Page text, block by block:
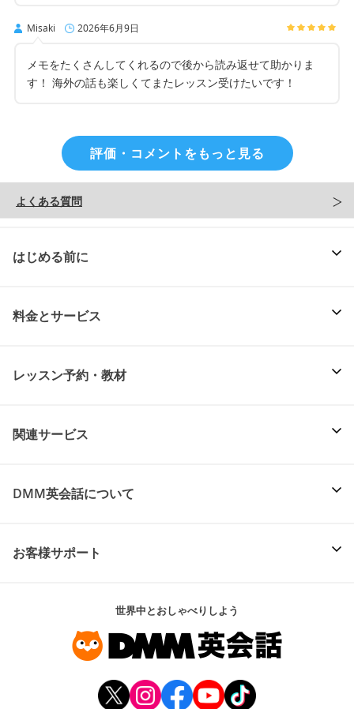
Misaki 2026年6月9日
メモをたくさんしてくれるので後から読み返せて助かりま
す！ 海外の話も楽しくてまたレッスン受けたいです！
評価・コメントをもっと見る
よくある質問
はじめる前に
料金とサービス
レッスン予約・教材
関連サービス
DMM英会話について
お客様サポート
世界中とおしゃべりしよう